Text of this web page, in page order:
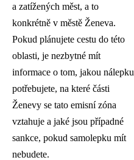
a zatížených měst, a to
konkrétně v městě Ženeva.
Pokud plánujete cestu do této
oblasti, je nezbytné mít
informace o tom, jakou nálepku
potřebujete, na které části
Ženevy se tato emisní zóna
vztahuje a jaké jsou případné
sankce, pokud samolepku mít
nebudete.